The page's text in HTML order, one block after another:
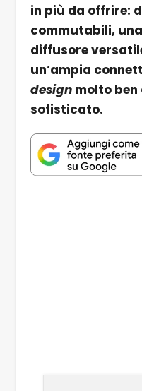
in più da offrire:
commutabili,
diffusore
un’ampia
design molto ben
sofisticato.